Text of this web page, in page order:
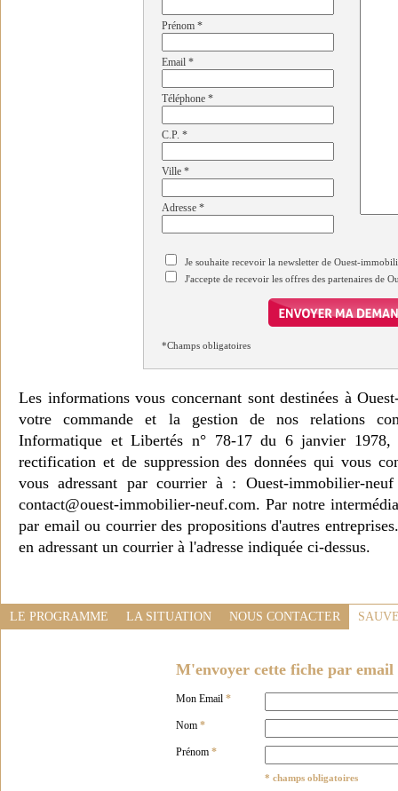
Prénom *
Email *
Téléphone *
C.P. *
Ville *
Adresse *
Je souhaite recevoir la newsletter de Ouest-
J'accepte de recevoir les offres des partenaires de
*Champs obligatoires
Les informations vous concernant sont destinées à
votre commande et la gestion de nos relations
Informatique et Libertés n° 78-17 du 6 janvier 1978,
rectification et de suppression des données qui vous
vous adressant par courrier à : Ouest-immobilier-
contact@ouest-immobilier-neuf.com. Par notre
par email ou courrier des propositions d'autres
en adressant un courrier à l'adresse indiquée ci-dessus.
LE PROGRAMME LA SITUATION NOUS CONTACTER
M'envoyer cette fiche par email
Mon Email *
Nom *
Prénom *
* champs obligatoires